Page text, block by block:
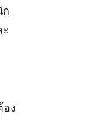
ก
ง